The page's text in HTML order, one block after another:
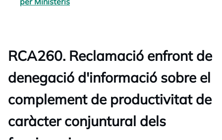
RCA260. Reclamació enfront de
denegació d'informació sobre el
complement de productivitat de
caràcter conjuntural dels